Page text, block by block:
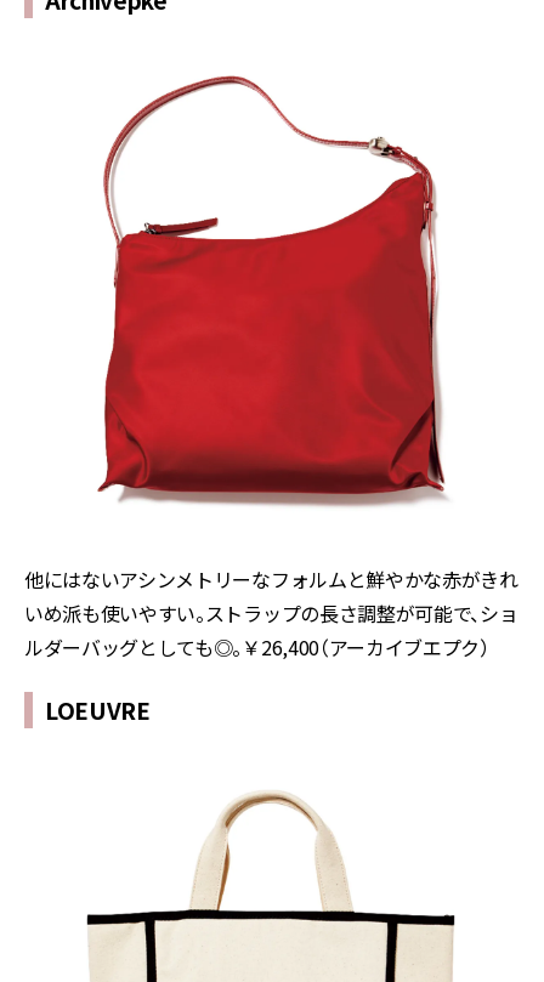
他にはないアシンメトリーなフォルムと鮮やかな赤がきれ
いめ派も使いやすい。ストラップの長さ調整が可能で、ショ
ルダーバッグとしても◎。￥26,400（アーカイブエプク）
LOEUVRE